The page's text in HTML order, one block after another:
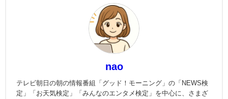
nao
テレビ朝日の朝の情報番組「グッド！モーニング」の「NEWS検
定」「お天気検定」「みんなのエンタメ検定」を中心に、さまざ